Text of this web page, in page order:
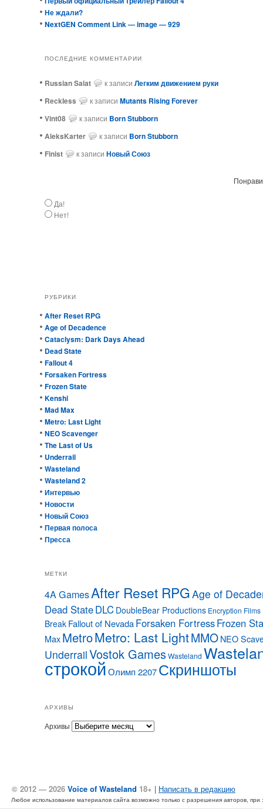
Не ждали?
NextGEN Comment Link — image — 929
ПОСЛЕДНИЕ КОММЕНТАРИИ
Russian Salat к записи Легким движением руки
ReckIess
к записи Mutants Rising Forever
Vint08
к записи Born Stubborn
AleksKarter
к записи Born Stubborn
Finist
к записи Новый Союз
Да!
Нет!
РУБРИКИ
After Reset RPG
Age of Decadence
Cataclysm: Dark Days Ahead
Dead State
Fallout 4
Forsaken Fortress
Frozen State
Kenshi
Mad Max
Metro: Last Light
NEO Scavenger
The Last of Us
Underrail
Wasteland
Wasteland 2
Интервью
Новости
Новый Союз
Первая полоса
Пресса
МЕТКИ
4A GamesAfter Reset RPGAge of
Dead StateDLC DoubleBear Productions Encryption Films
Break Fallout of NevadaForsaken FortressFrozen
MaxMetroMetro: Last LightMMONEO
UnderrailVostok GamesWasteland
строкойОлимп 2207Скриншоты
АРХИВЫ
Архивы
© 2012 — 2026 Voice of Wasteland 18+ | Написать в редакцию
Любое использование материалов сайта возможно только с разрешения авторов,